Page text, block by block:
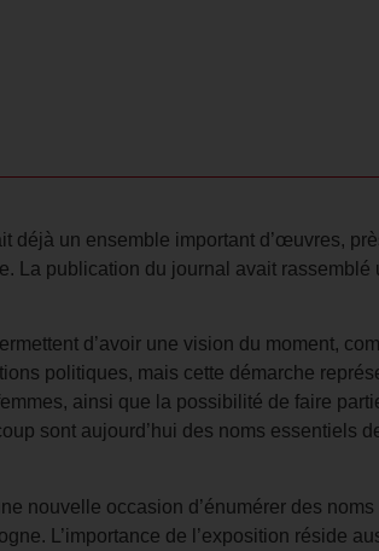
déjà un ensemble important d’œuvres,
La publication du journal avait rassemblé
d’avoir une vision du moment,
politiques, mais cette démarche
ainsi que la possibilité de faire
sont aujourd’hui des noms essentiels
nouvelle occasion d’énumérer des noms
L’importance de l’exposition réside